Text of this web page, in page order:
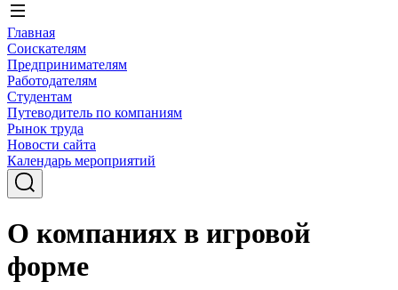
Главная
Соискателям
Предпринимателям
Работодателям
Студентам
Путеводитель по компаниям
Рынок труда
Новости сайта
Календарь мероприятий
О компаниях в игровой
форме